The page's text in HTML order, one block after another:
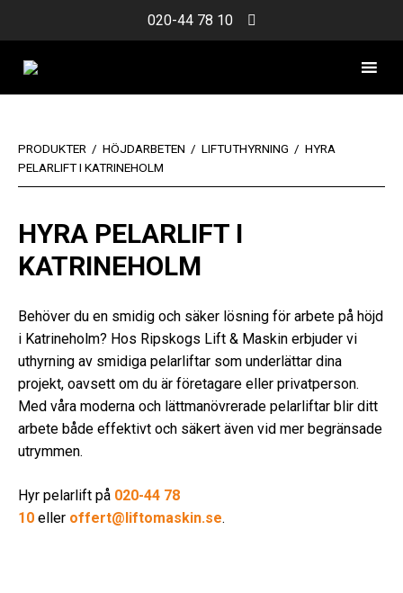
020-44 78 10
PRODUKTER / HÖJDARBETEN / LIFTUTHYRNING / HYRA
PELARLIFT I KATRINEHOLM
HYRA PELARLIFT I
KATRINEHOLM
Behöver du en smidig och säker lösning för arbete på höjd
i Katrineholm? Hos Ripskogs Lift & Maskin erbjuder vi
uthyrning av smidiga pelarliftar som underlättar dina
projekt, oavsett om du är företagare eller privatperson.
Med våra moderna och lättmanövrerade pelarliftar blir ditt
arbete både effektivt och säkert även vid mer begränsade
utrymmen.
Hyr pelarlift på 020-44 78
10 eller offert@liftomaskin.se.